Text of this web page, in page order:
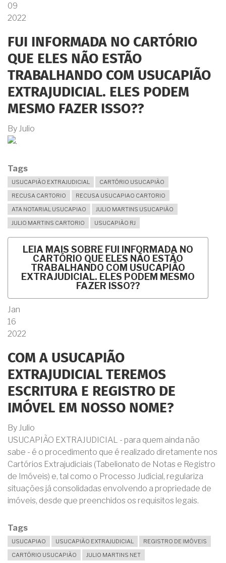
09
2022
FUI INFORMADA NO CARTÓRIO
QUE ELES NÃO ESTÃO
TRABALHANDO COM USUCAPIÃO
EXTRAJUDICIAL. ELES PODEM
MESMO FAZER ISSO??
By Julio
Tags
USUCAPIÃO EXTRAJUDICIAL
CARTÓRIO USUCAPIÃO
RECUSA CARTORIO
RECUSA USUCAPIAO CARTORIO
ATA NOTARIAL USUCAPIAO
JULIO MARTINS USUCAPIÃO
JULIO MARTINS CARTORIO
USUCAPIÃO RJ
LEIA MAIS SOBRE FUI INFORMADA NO
CARTÓRIO QUE ELES NÃO ESTÃO
TRABALHANDO COM USUCAPIÃO
EXTRAJUDICIAL. ELES PODEM MESMO
FAZER ISSO??
Jan
16
2022
COM A USUCAPIÃO
EXTRAJUDICIAL TEREMOS
ESCRITURA E REGISTRO DE
IMÓVEL EM NOSSO NOME?
By Julio
USUCAPIÃO EXTRAJUDICIAL - para quem ainda não
sabe - é o procedimento que é realizado diretamente nos
Cartórios Extrajudiciais (Tabelionato de Notas e Registro
de Imóveis) e, tal como o Processo Judicial, regulariza
situações já consolidadas envolvendo a propriedade de
imóveis, desde que preenchidos os requisitos legais.⁣⁣⁣⁣⁣
Tags
USUCAPIAO USUCAPIÃO EXTRAJUDICIAL
REGISTRO DE IMÓVEIS
CARTÓRIO USUCAPIÃO
JULIO MARTINS NET